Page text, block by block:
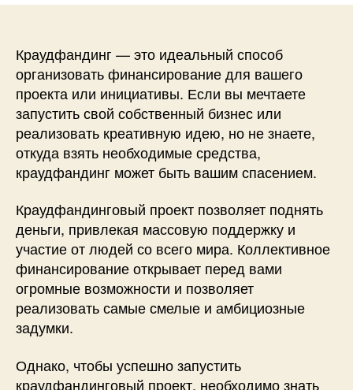
Краудфандинг — это идеальный способ
организовать финансирование для вашего
проекта или инициативы. Если вы мечтаете
запустить свой собственный бизнес или
реализовать креативную идею, но не знаете,
откуда взять необходимые средства,
краудфандинг может быть вашим спасением.
Краудфандинговый проект позволяет поднять
деньги, привлекая массовую поддержку и
участие от людей со всего мира. Коллективное
финансирование открывает перед вами
огромные возможности и позволяет
реализовать самые смелые и амбициозные
задумки.
Однако, чтобы успешно запустить
краудфандинговый проект, необходимо знать